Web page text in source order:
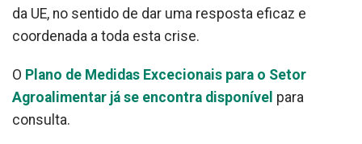
da UE, no sentido de dar uma resposta eficaz e
coordenada a toda esta crise.
O Plano de Medidas Excecionais para o Setor
Agroalimentar já se encontra disponível para
consulta.